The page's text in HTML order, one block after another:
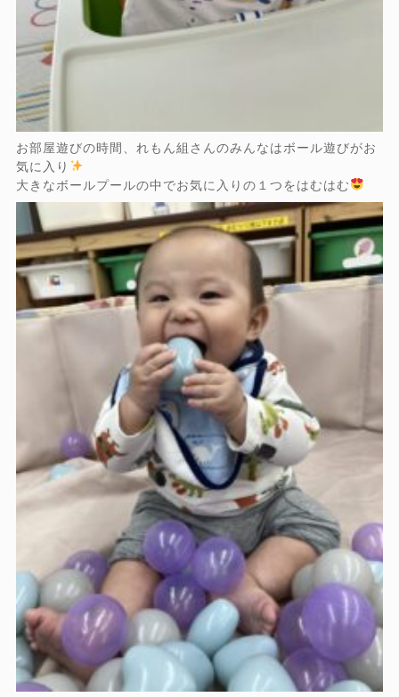
お部屋遊びの時間、れもん組さんのみんなはボール遊びがお
気に入り
大きなボールプールの中でお気に入りの１つをはむはむ